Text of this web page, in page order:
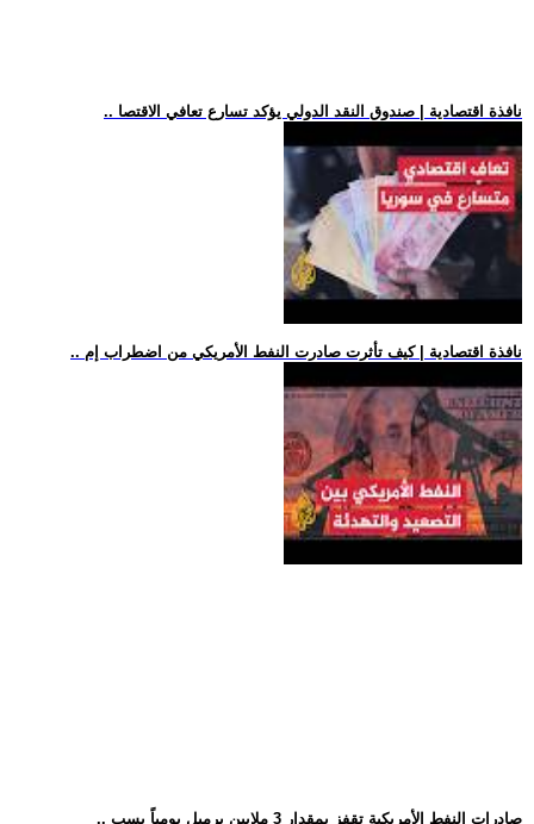
.. نافذة اقتصادية | صندوق النقد الدولي يؤكد تسارع تعافي الاقتصا
.. نافذة اقتصادية | كيف تأثرت صادرت النفط الأمريكي من اضطراب إم
.. صادرات النفط الأمريكية تقفز بمقدار 3 ملايين برميل يومياً بسب